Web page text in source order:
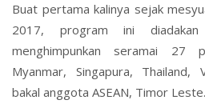
Buat pertama kalinya sejak
2017, program ini
menghimpunkan seramai 27
Myanmar, Singapura, Thailand,
bakal anggota ASEAN, Timor Leste.